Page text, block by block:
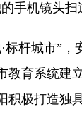
手机镜头
城市”，
育系统
极打造独